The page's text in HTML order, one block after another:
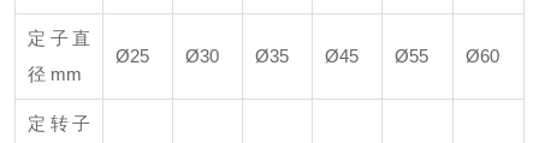
定子直
径 mm
Ø25 Ø30 Ø35 Ø45 Ø55 Ø60
定转子